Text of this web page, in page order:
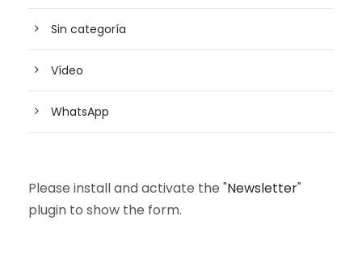
Sin categoría
Vídeo
WhatsApp
Please install and activate the "Newsletter"
plugin to show the form.